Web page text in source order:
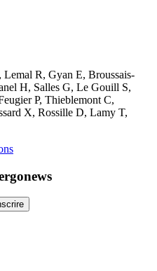
R, Gyan E, Broussais-
H, Salles G, Le Gouill S,
P, Thieblemont C,
X, Rossille D, Lamy T,